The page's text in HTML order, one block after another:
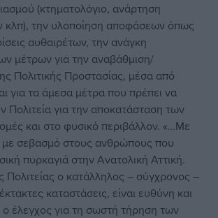
(κτηματολόγιο, ανάρτηση
κλπ), την υλοποίηση αποφάσεων όπως
αυθαιρέτων, την ανάγκη
μέτρων για την αναβάθμιση/
Πολιτικής Προστασίας, μέσα από
για τα άμεσα μέτρα που πρέπει να
Πολιτεία για την αποκατάσταση των
και στο φυσικό περιβάλλον. «…Με
με σεβασμό στους ανθρώπους που
πυρκαγιά στην Ανατολική Αττική.
Πολιτείας ο κατάλληλος – σύγχρονος –
καταστάσεις, είναι ευθύνη και
έλεγχος για τη σωστή τήρηση των